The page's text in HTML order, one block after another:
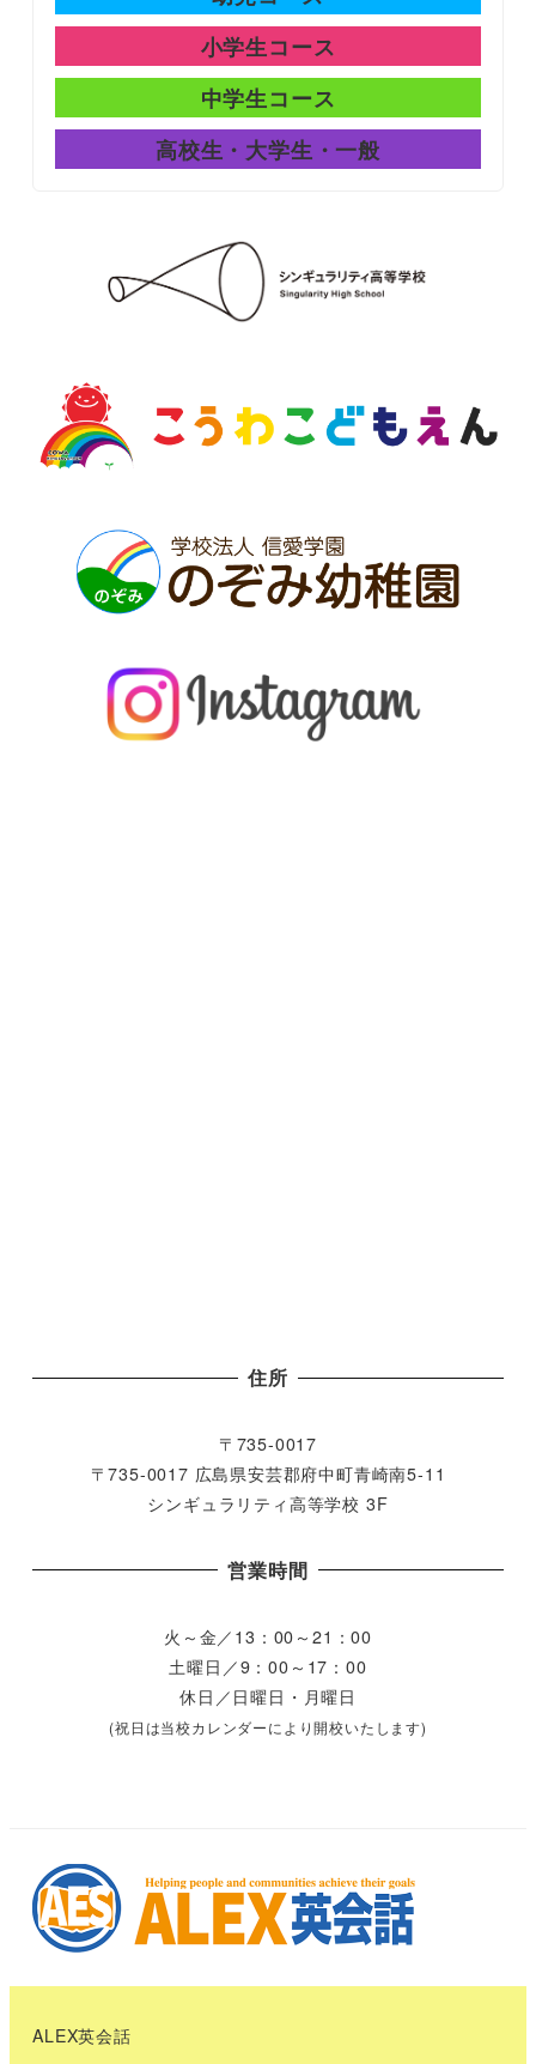
小学生コース
中学生コース
高校生・大学生・一般
住所
〒735-0017
〒735-0017 広島県安芸郡府中町青崎南5-11
シンギュラリティ高等学校 3F
営業時間
火～金／13：00～21：00
土曜日／9：00～17：00
休日／日曜日・月曜日
(祝日は当校カレンダーにより開校いたします)
ALEX英会話